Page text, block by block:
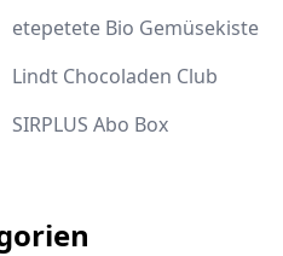
etepetete Bio Gemüsekiste
Lindt Chocoladen Club
SIRPLUS Abo Box